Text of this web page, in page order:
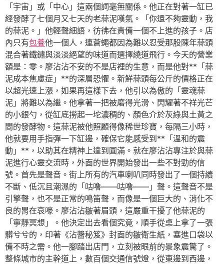
「宇宙」或「中心」這兩個詞毫無關係。他正在對著一缸已
經發酵了七個月又七天的老蒜泥嘆氣。「你還不夠靈動，我
的蒜泥。」他輕聲細語，彷彿在責備一個不上進的孩子。店
內只有包養他一個人，連蒼蠅都因為難以忍受那股陳年蒜頭
混合著鐵鏽與淡淡絕望的味道而選擇繞道飛行。今天的營業
額是：零。廖沾沾不安的不是店裡的生意，而是他對**「蒜
泥成本焦慮症」**的深層恐懼。新鮮蒜頭每公斤的價格正在
以超光速上漲，如果再這樣下去，他引以為傲的「靈魂蒜
泥」將難以為繼。他拿著一把被磨得光滑、閃耀著不祥光芒
的小銀勺，從缸底撈起一坨濃稠的、顏色介於灰綠與土黃之
間的發酵物。這蒜泥被他照顧得像稀世珍寶，每隔三小時，
他就要用手指彈一下缸邊，確保它能感受到**「溫和的震
動」**，以助其在精神上達到圓滿。就在廖沾沾專注於與蒜
泥進行心靈交流時，外面的世界開始發出一些不對勁的信
號。首先是聲音。街上所有的汽車喇叭同時發出了一個持續
不斷、低沉且潮濕的「咕嚕——咕嚕——」聲。這聲音不是
引擎聲，也不是正常的鳴笛聲，而像是一個巨大的、消化不
良的胃在哀嚎。廖沾沾皺著眉頭，這嚴重干擾了他蒜泥的
「寧靜冥想」。他決定出去看個究竟，順手從桌上拿了一張
髒兮兮的，印著《沾醬秘笈》封面的皺衛生紙，塞進口袋以
備不時之需。他一腳踏出店門，立刻被眼前的景象震驚了。
整條城市的主幹道上，數百個交通信號燈，從東邊到西邊，